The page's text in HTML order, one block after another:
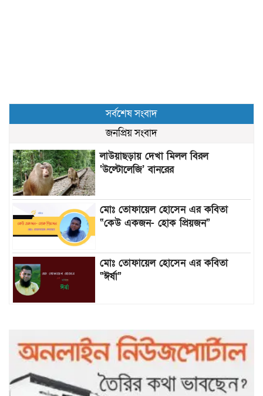
সর্বশেষ সংবাদ
জনপ্রিয় সংবাদ
লাউয়াছড়ায় দেখা মিলল বিরল
‘উল্টোলেজি’ বানরের
মোঃ তোফায়েল হোসেন এর কবিতা
“কেউ একজন- হোক প্রিয়জন”
মোঃ তোফায়েল হোসেন এর কবিতা
“ঈর্ষা”
আটকে পড়া ১০ পর্যটককে উদ্ধার করল
পুলিশ ও ফায়ার সার্ভিস
গাছ না কেটে আমাদের পুড়িয়ে মারলে
ভালো হতো’: বন বিভাগের নিষ্ঠুরতায়